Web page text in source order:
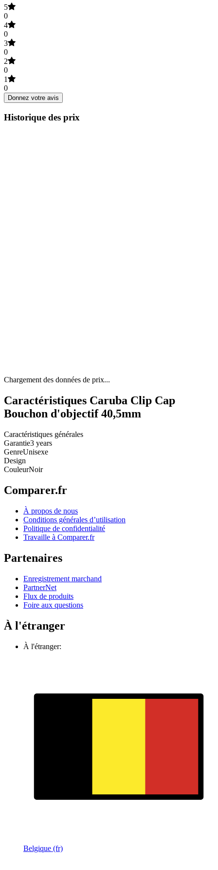
5
0
4
0
3
0
2
0
1
0
Donnez votre avis
Historique des prix
Chargement des données de prix...
Caractéristiques Caruba Clip Cap
Bouchon d'objectif 40,5mm
Caractéristiques générales
Garantie3 years
GenreUnisexe
Design
CouleurNoir
Comparer.fr
À propos de nous
Conditions générales d’utilisation
Politique de confidentialité
Travaille à Comparer.fr
Partenaires
Enregistrement marchand
PartnerNet
Flux de produits
Foire aux questions
À l'étranger
À l'étranger:
Belgique (fr)